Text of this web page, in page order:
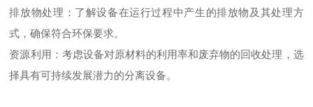
排放物处理：了解设备在运行过程中产生的排放物及其处理方
式，确保符合环保要求。
资源利用：考虑设备对原材料的利用率和废弃物的回收处理，选
择具有可持续发展潜力的分离设备。